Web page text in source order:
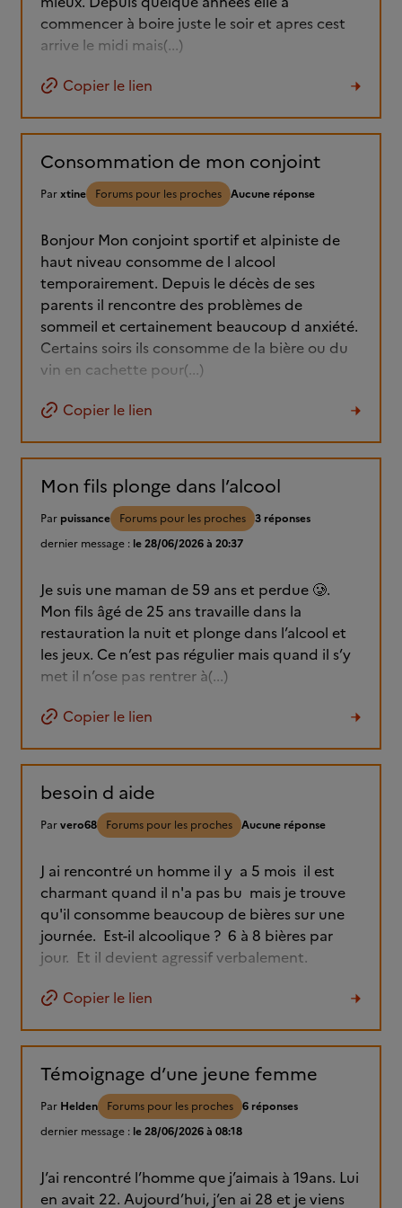
commencer à boire juste le soir et apres cest
arrive le midi mais(...)
Copier le lien
Consommation de mon conjoint
Parxtine Forums pour les proches Aucune réponse
Bonjour Mon conjoint sportif et alpiniste de
haut niveau consomme de l alcool
temporairement. Depuis le décès de ses
parents il rencontre des problèmes de
sommeil et certainement beaucoup d anxiété.
Certains soirs ils consomme de la bière ou du
vin en cachette pour(...)
Copier le lien
Mon fils plonge dans l’alcool
Par puissance Forums pour les proches 3 réponses
dernier message : le 28/06/2026 à 20:37
Je suis une maman de 59 ans et perdue 🥲.
Mon fils âgé de 25 ans travaille dans la
restauration la nuit et plonge dans l’alcool et
les jeux. Ce n’est pas régulier mais quand il s’y
met il n’ose pas rentrer à(...)
Copier le lien
besoin d aide
Parvero68 Forums pour les proches Aucune réponse
J ai rencontré un homme il y a 5 mois il est
charmant quand il n'a pas bu mais je trouve
qu'il consomme beaucoup de bières sur une
journée. Est-il alcoolique ? 6 à 8 bières par
jour. Et il devient agressif verbalement.
Copier le lien
Témoignage d’une jeune femme
Par Helden Forums pour les proches 6 réponses
dernier message : le 28/06/2026 à 08:18
J’ai rencontré l’homme que j’aimais à 19ans. Lui
en avait 22. Aujourd’hui, j’en ai 28 et je viens